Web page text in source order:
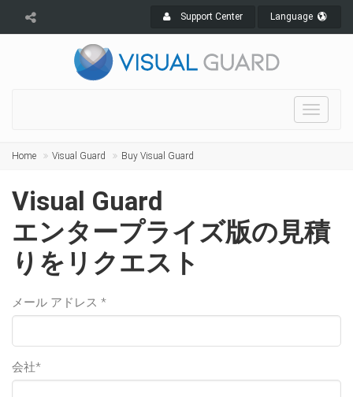
Support Center Language
Toggle
Home Visual Guard Buy Visual Guard
Visual Guard
エンタープライズ版の見積
りをリクエスト
メール アドレス *
会社*